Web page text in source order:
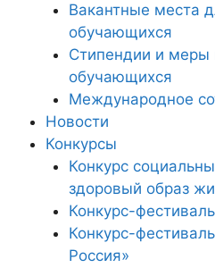
Вакантные места
обучающихся
Стипендии и меры
обучающихся
Международное
Новости
Конкурсы
Конкурс
здоровый образ
Конкурс-
Конкурс-
Россия»